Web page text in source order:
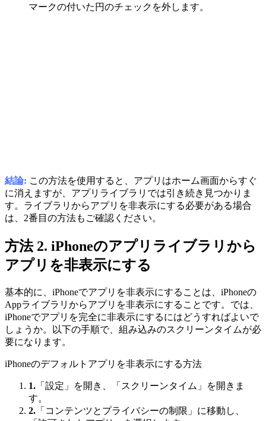
マークの付いた円のチェックを外します。
結論: この方法を使用すると、アプリはホーム画面からすぐ
に消えますが、アプリライブラリでは引き続き見つかりま
す。ライブラリからアプリを非表示にする必要がある場合
は、2番目の方法もご確認ください。
方法 2. iPhoneのアプリライブラリから
アプリを非表示にする
基本的に、iPhoneでアプリを非表示にすることは、iPhoneの
Appライブラリからアプリを非表示にすることです。では、
iPhoneでアプリを完全に非表示にするにはどうすればよいで
しょうか。以下の手順で、組み込みのスクリーンタイムが必
要になります。
iPhoneのデフォルトアプリを非表示にする方法
1. 「設定」を開き、「スクリーンタイム」を開きま
す。
2. 「コンテンツとプライバシーの制限」に移動し、